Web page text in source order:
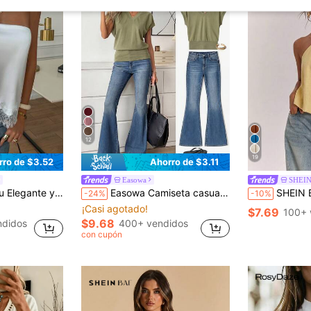
de $3.52
en el Bajo, Blanco de Verano para Playa, Vacaciones y Viajes
12
Ahorro de $3.11
Easowa
-24% Easowa Camiseta casual de manga corta con cuello en V y mangas murciélago de unicolor para mujer
¡Casi agotado!
$9.68 400+ vendidos
con cupón
19
-10% SHEIN BAE Top de mujer 100% algodón casual con dobladillo irregular y cuello halter, top sin espalda, ropa de
$7.69 100+